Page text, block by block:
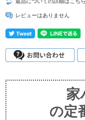
レビューはありません
家
の定